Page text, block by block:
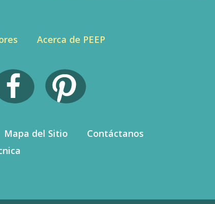
Acerca de PEEP
Mapa del Sitio
Contáctanos